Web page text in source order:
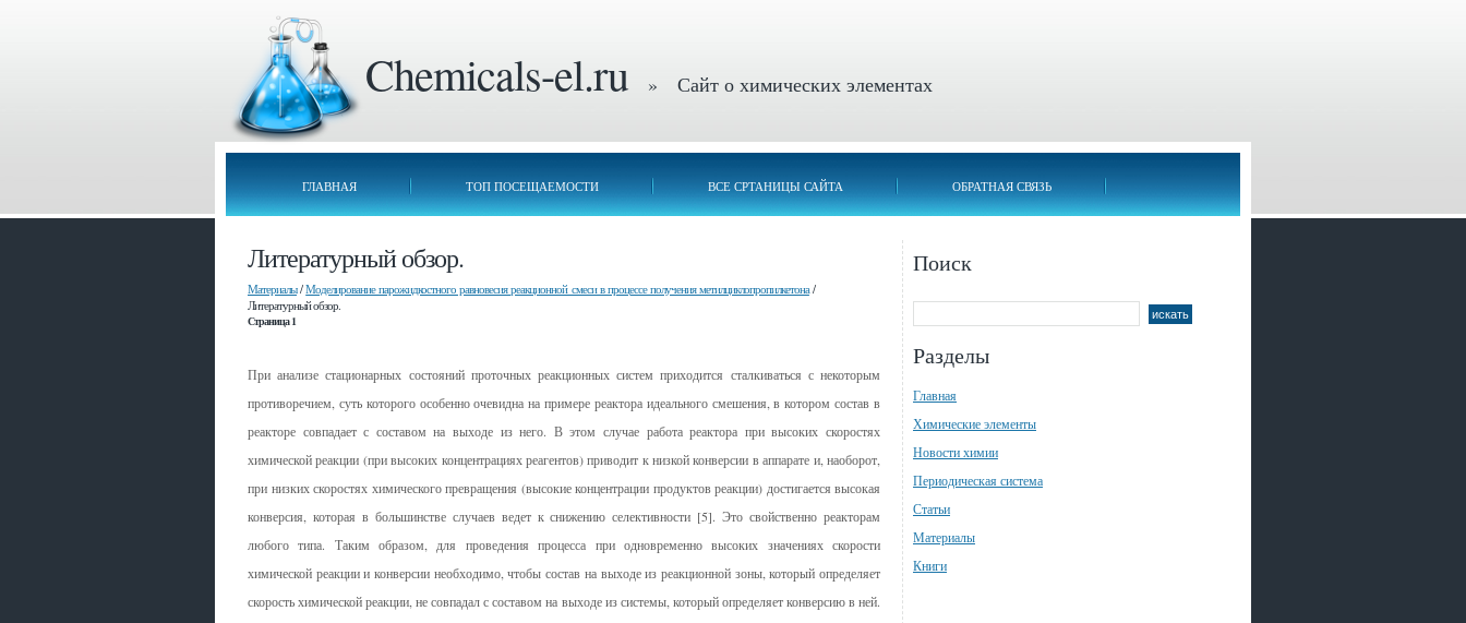
Chemicals-el.ru » Сайт о химических элементах
ГЛАВНАЯ ТОП ПОСЕЩАЕМОСТИ ВСЕ СРТАНИЦЫ САЙТА ОБРАТНАЯ СВЯЗЬ
Литературный обзор.
Материалы/Моделирование парожидкостного равновесия реакционной смеси в процессе получения метилциклопропилкетона/
Литературный обзор.
Страница 1
При анализе стационарных состояний проточных реакционных систем приходится сталкиваться с некоторым
противоречием, суть которого особенно очевидна на примере реактора идеального смешения, в котором состав в
реакторе совпадает с составом на выходе из него. В этом случае работа реактора при высоких скоростях
химической реакции (при высоких концентрациях реагентов) приводит к низкой конверсии в аппарате и, наоборот,
при низких скоростях химического превращения (высокие концентрации продуктов реакции) достигается высокая
конверсия, которая в большинстве случаев ведет к снижению селективности [5]. Это свойственно реакторам
любого типа. Таким образом, для проведения процесса при одновременно высоких значениях скорости
химической реакции и конверсии необходимо, чтобы состав на выходе из реакционной зоны, который определяет
скорость химической реакции, не совпадал с составом на выходе из системы, который определяет конверсию в ней.
Поиск
Разделы
Главная
Химические элементы
Новости химии
Периодическая система
Статьи
Материалы
Книги